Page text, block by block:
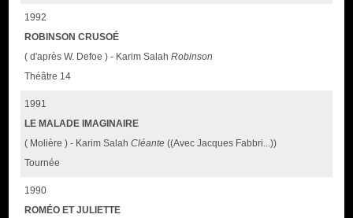
1992
ROBINSON CRUSOÉ
( d'après W. Defoe ) - Karim SalahRobinson
Théâtre 14
1991
LE MALADE IMAGINAIRE
( Molière ) - Karim SalahCléante ((Avec Jacques Fabbri...))
Tournée
1990
ROMÉO ET JULIETTE